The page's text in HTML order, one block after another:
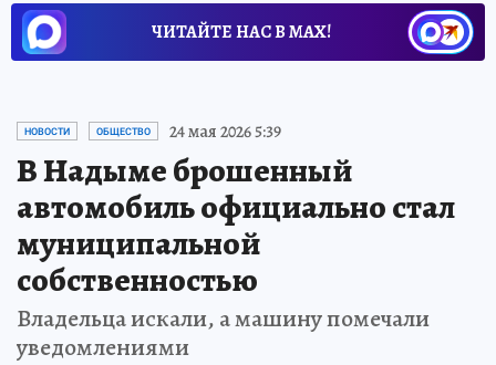
ЧИТАЙТЕ НАС В МАХ!
НОВОСТИ ОБЩЕСТВО 24 мая 2026 5:39
В Надыме брошенный
автомобиль официально стал
муниципальной
собственностью
Владельца искали, а машину помечали
уведомлениями